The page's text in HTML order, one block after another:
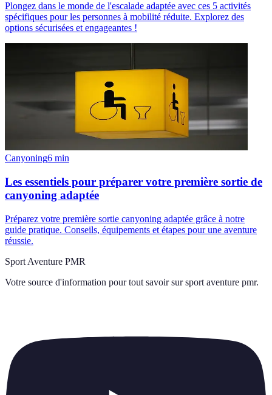
Plongez dans le monde de l'escalade adaptée avec ces 5 activités
spécifiques pour les personnes à mobilité réduite. Explorez des
options sécurisées et engageantes !
Canyoning6 min
Les essentiels pour préparer votre première sortie de
canyoning adaptée
Préparez votre première sortie canyoning adaptée grâce à notre
guide pratique. Conseils, équipements et étapes pour une aventure
réussie.
Sport Aventure PMR
Votre source d'information pour tout savoir sur sport aventure pmr.